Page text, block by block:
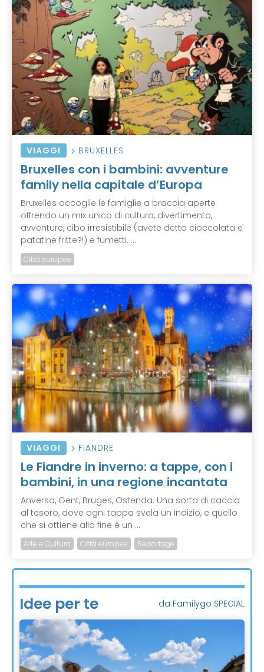
VIAGGI BRUXELLES
Bruxelles con i bambini: avventure
family nella capitale d’Europa
Bruxelles accoglie le famiglie a braccia aperte
offrendo un mix unico di cultura, divertimento,
avventure, cibo irresistibile (avete detto cioccolata e
patatine fritte?!) e fumetti. ...
Città europee
VIAGGI FIANDRE
Le Fiandre in inverno: a tappe, con i
bambini, in una regione incantata
Anversa, Gent, Bruges, Ostenda. Una sorta di caccia
al tesoro, dove ogni tappa svela un indizio, e quello
che si ottiene alla fine è un ...
Arte e Cultura Città europee Reportage
Idee per te da Familygo SPECIAL